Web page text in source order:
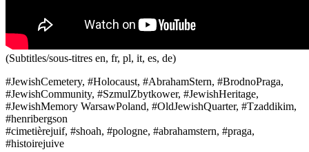
(Subtitles/sous-titres en, fr, pl, it, es, de)
#JewishCemetery, #Holocaust, #AbrahamStern, #BrodnoPraga,
#JewishCommunity, #SzmulZbytkower, #JewishHeritage,
#JewishMemory WarsawPoland, #OldJewishQuarter, #Tzaddikim,
#henribergson
#cimetièrejuif, #shoah, #pologne, #abrahamstern, #praga,
#histoirejuive